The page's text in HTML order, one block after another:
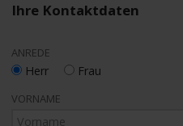
Ihre Kontaktdaten
ANREDE
Herr Frau
VORNAME